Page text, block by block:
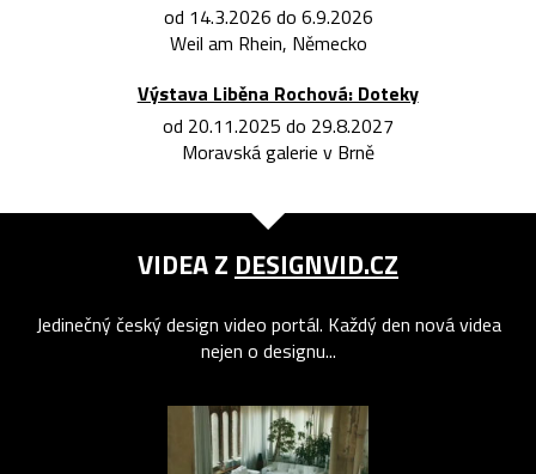
od 14.3.2026 do 6.9.2026
Weil am Rhein, Německo
Výstava Liběna Rochová: Doteky
od 20.11.2025 do 29.8.2027
Moravská galerie v Brně
VIDEA Z DESIGNVID.CZ
Jedinečný český design video portál. Každý den nová videa
nejen o designu...